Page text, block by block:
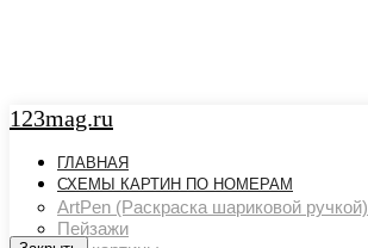
123mag.ru
ГЛАВНАЯ
СХЕМЫ КАРТИН ПО НОМЕРАМ
ArtPen (Раскраска шариковой ручкой)
Пейзажи